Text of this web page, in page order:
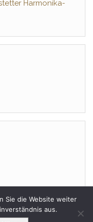
Harmonika-
|Theme:
Sie die Website weiter
aus.